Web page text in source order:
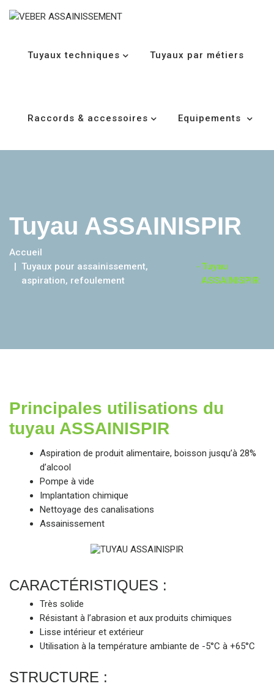
Tuyaux techniques Tuyaux par métiers
Raccords & accessoires Equipements
Tuyau ASSAINISPIR
Accueil
Tuyaux pour assainissement,
aspiration, refoulement
- Tuyau
ASSAINISPIR
Principales utilisations du
tuyau ASSAINISPIR
Aspiration de produit alimentaire, boisson jusqu’à 28%
d’alcool
Pompe à vide
Implantation chimique
Nettoyage des canalisations
Assainissement
CARACTÉRISTIQUES :
Très solide
Résistant à l’abrasion et aux produits chimiques
Lisse intérieur et extérieur
Utilisation à la température ambiante de -5°C à +65°C
STRUCTURE :